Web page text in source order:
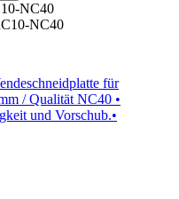
NC40
NC40
für
/ Qualität NC40 •
und Vorschub.•